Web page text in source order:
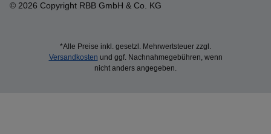
© 2026 Copyright RBB GmbH & Co. KG
*Alle Preise inkl. gesetzl. Mehrwertsteuer zzgl.
Versandkosten und ggf. Nachnahmegebühren, wenn
nicht anders angegeben.